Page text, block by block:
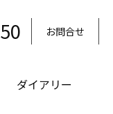
お問合せ
ダイアリー